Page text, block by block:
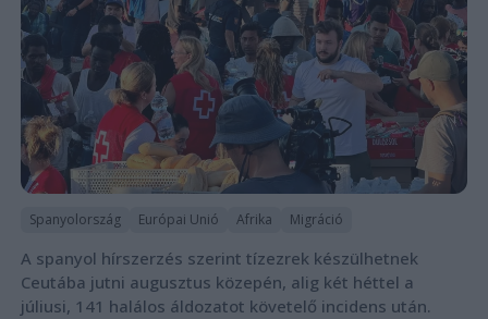
Spanyolország Európai Unió Afrika Migráció
A spanyol hírszerzés szerint tízezrek készülhetnek
Ceutába jutni augusztus közepén, alig két héttel a
júliusi, 141 halálos áldozatot követelő incidens után.